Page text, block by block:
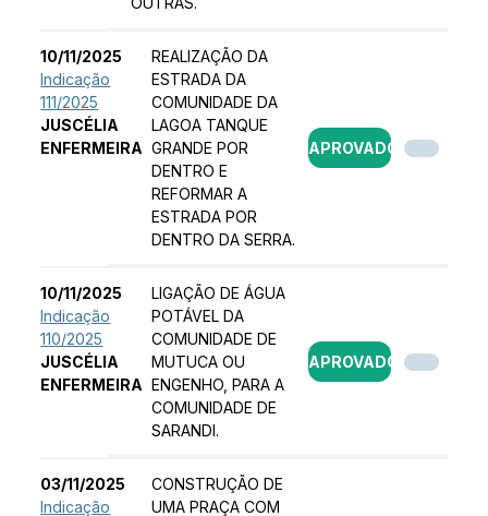
10/11/2025
Indicação
111/2025
JUSCÉLIA
ENFERMEIRA
REALIZAÇÃO DA
ESTRADA DA
COMUNIDADE DA
LAGOA TANQUE
GRANDE POR
DENTRO E
REFORMAR A
ESTRADA POR
DENTRO DA SERRA.
APROVADO
10/11/2025
Indicação
110/2025
JUSCÉLIA
ENFERMEIRA
LIGAÇÃO DE ÁGUA
POTÁVEL DA
COMUNIDADE DE
MUTUCA OU
ENGENHO, PARA A
COMUNIDADE DE
SARANDI.
APROVADO
03/11/2025
Indicação
CONSTRUÇÃO DE
UMA PRAÇA COM